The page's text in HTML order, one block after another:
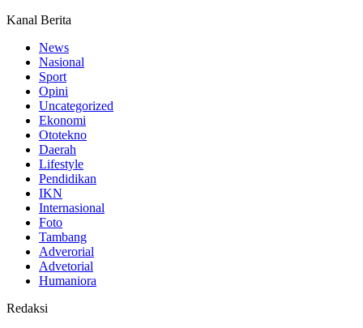
Kanal Berita
News
Nasional
Sport
Opini
Uncategorized
Ekonomi
Ototekno
Daerah
Lifestyle
Pendidikan
IKN
Internasional
Foto
Tambang
Adverorial
Advetorial
Humaniora
Redaksi